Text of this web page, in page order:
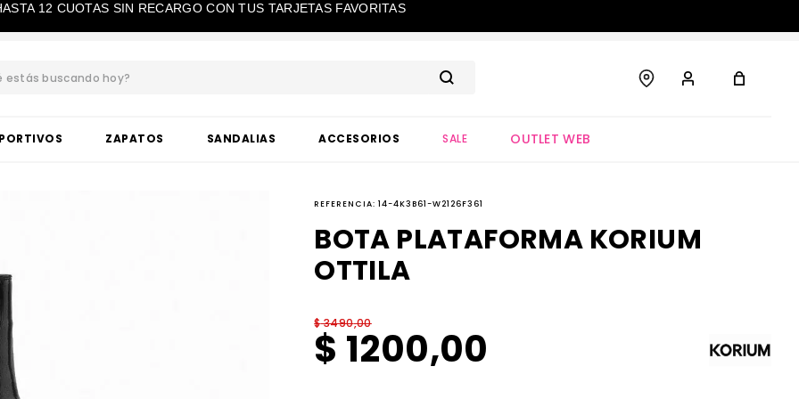
12 CUOTAS SIN RECARGO CON TUS TARJETAS FAVORITAS
ZAPATOS SANDALIAS ACCESORIOS SALE OUTLET WEB
REFERENCIA:14-4K3B61-W2126F361
BOTA PLATAFORMA KORIUM
OTTILA
$ 3490,00
$ 1200,00
taco